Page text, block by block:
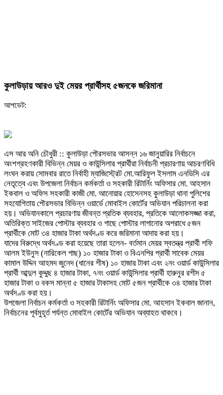
কুলাউড়ায় আরও দুই মেয়র প্রার্থীসহ ৫জনকে জরিমানা
আপডেট:
এস আর অনি চৌধুরী :: কুলাউড়া পৌরসভার আসন্ন ১৬ জানুয়ারির নির্বাচনে
অংশগ্রহণকারী বিভিন্ন মেয়র ও কাউন্সিলার প্রার্থীরা নির্বাচনী প্রচারণায় আচরণবিধি
লংঘন করায় সোমবার রাতে নির্বাহী ম্যাজিস্ট্রেট মো.আরিফুল ইসলাম এনডিসি এর
নেতৃত্বে এবং উপজেলা নির্বাচন কর্মকর্তা ও সহকারী রিটার্নিং অফিসার মো. আহসান
ইকবাল ও অফিস সহকারী কাজী মো. আনোয়ার হোসেনসহ কুলাউড়া থানা পুলিশের
সহযোগিতায় পৌরসভার বিভিন্ন ওয়ার্ডে মোবাইল কোর্টের অভিযান পরিচালনা করা
হয়। অভিযানকালে প্রচারণায় জীবন্ত প্রতিক ব্যবহার, প্রতিকে আলোকসজ্জা করা,
অতিরিক্ত সাইজের পোস্টার ব্যবহার ও গাছে পোস্টার লাগানোর অপরাধে ৫জন
প্রার্থীকে মোট ৩৪ হাজার টাকা অর্থদণ্ড করে জরিমানা আদায় করা হয়।
যাদের বিরুদ্ধে অর্থদণ্ড করা হয়েছে তারা হলেন- বর্তমান মেয়র স্বতন্ত্র প্রার্থী শফি
আলম ইউনুস (নারিকেল গাছ) ১০ হাজার টাকা ও বিএনপির প্রার্থী সাবেক মেয়র
কামাল উদ্দিন আহমদ জুনেদ (ধানের শীষ) ১০ হাজার টাকা এবং ২নং ওয়ার্ড কাউন্সিলার
প্রার্থী আব্দুল কুদ্দুছ ৪ হাজার টাকা, ৭নং ওয়ার্ড কাউন্সিলার প্রার্থী হারুনুর রশীদ ৫
হাজার টাকা ও বকস মান্না ৫ হাজার টাকাসহ মোট ৫জন প্রার্থীকে ৩৪ হাজার টাকা
অর্থদণ্ড করা হয়।
উপজেলা নির্বাচন কর্মকর্তা ও সহকারী রিটার্নিং অফিসার মো. আহসান ইকবাল জানান,
নির্বাচনের পূর্বমুহূর্ত পর্যন্ত মোবাইল কোর্টের অভিযান অব্যাহত থাকবে।